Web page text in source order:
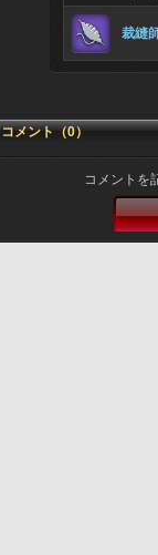
裁縫
コメント（0）
コメントを